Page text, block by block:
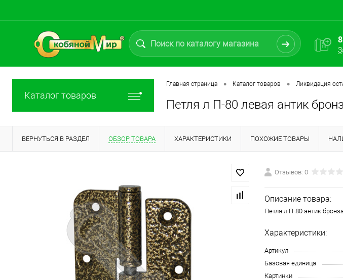
Каталог товаров
Главная страница • Каталог товаров • Ликвидация
Петля л П-80 левая антик
ВЕРНУТЬСЯ В РАЗДЕЛ ОБЗОР ТОВАРА ХАРАКТЕРИСТИКИ ПОХОЖИЕ ТОВАРЫ
Отзывов: 0
Описание товара:
Петля л П-80 антик бронза
Характеристики:
Артикул
Базовая единица
Картинки